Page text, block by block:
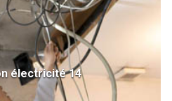
électricité 14